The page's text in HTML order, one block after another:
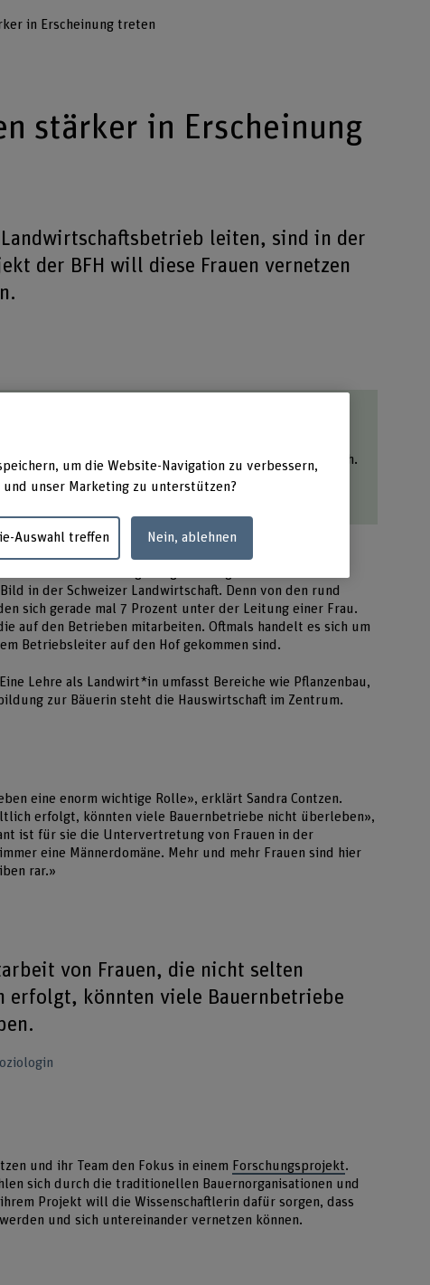
in Erscheinung treten
stärker in Erscheinung
Landwirtschaftsbetrieb leiten, sind in der
der BFH will diese Frauen vernetzen
40’000 Frauen, knapp die Hälfte von ihnen unentgeltlich.
werden von Frauen geleitet.
und in der Öffentlichkeit sichtbarer machen.
zieht mit dem angehängten Pflug Reihe für Reihe
in der Schweizer Landwirtschaft. Denn von den rund
sich gerade mal 7 Prozent unter der Leitung einer Frau.
auf den Betrieben mitarbeiten. Oftmals handelt es sich um
Betriebsleiter auf den Hof gekommen sind.
Lehre als Landwirt*in umfasst Bereiche wie Pflanzenbau,
zur Bäuerin steht die Hauswirtschaft im Zentrum.
eine enorm wichtige Rolle», erklärt Sandra Contzen.
erfolgt, könnten viele Bauernbetriebe nicht überleben»,
ist für sie die Untervertretung von Frauen in der
eine Männerdomäne. Mehr und mehr Frauen sind hier
rar.»
von Frauen, die nicht selten
erfolgt, könnten viele Bauernbetriebe
und ihr Team den Fokus in einem Forschungsprojekt.
sich durch die traditionellen Bauernorganisationen und
Projekt will die Wissenschaftlerin dafür sorgen, dass
und sich untereinander vernetzen können.
um die Website-Navigation zu verbessern,
unser Marketing zu unterstützen?
Auswahl treffen Nein, ablehnen